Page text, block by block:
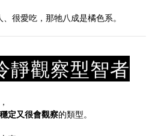
很愛吃，那牠八成是橘色系。
靜觀察型智者
定又很會觀察的類型。